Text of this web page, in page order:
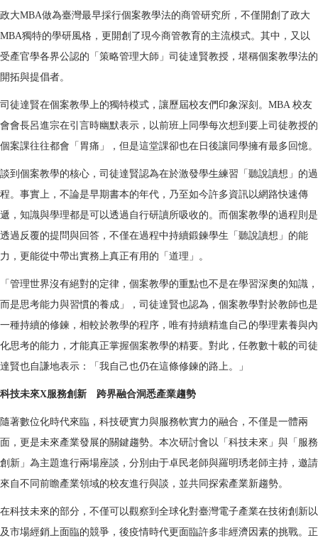
政大MBA做為臺灣最早採行個案教學法的商管研究所，不僅開創了政大
MBA獨特的學研風格，更開創了現今商管教育的主流模式。其中，又以
受產官學各界公認的「策略管理大師」司徒達賢教授，堪稱個案教學法的
開拓與提倡者。
司徒達賢在個案教學上的獨特模式，讓歷屆校友們印象深刻。MBA 校友
會會長呂進宗在引言時幽默表示，以前班上同學每次想到要上司徒教授的
個案課往往都會「胃痛」，但是這堂課卻也在日後讓同學擁有最多回憶。
談到個案教學的核心，司徒達賢認為在於激發學生練習「聽說讀想」的過
程。事實上，不論是早期書本的年代，乃至如今許多資訊以網路快速傳
遞，知識與學理都是可以透過自行研讀所吸收的。而個案教學的過程則是
透過反覆的提問與回答，不僅在過程中持續鍛鍊學生「聽說讀想」的能
力，更能從中帶出實務上真正有用的「道理」。
「管理世界沒有絕對的定律，個案教學的重點也不是在學習深奧的知識，
而是思考能力與習慣的養成」，司徒達賢也認為，個案教學對於教師也是
一種持續的修鍊，相較於教學的程序，唯有持續精進自己的學理素養與內
化思考的能力，才能真正掌握個案教學的精要。對此，任教數十載的司徒
達賢也自謙地表示：「我自己也仍在這條修鍊的路上。」
科技未來X服務創新 跨界融合洞悉產業趨勢
隨著數位化時代來臨，科技硬實力與服務軟實力的融合，不僅是一體兩
面，更是未來產業發展的關鍵趨勢。本次研討會以「科技未來」與「服務
創新」為主題進行兩場座談，分別由于卓民老師與羅明琇老師主持，邀請
來自不同前瞻產業領域的校友進行與談，並共同探索產業新趨勢。
在科技未來的部分，不僅可以觀察到全球化對臺灣電子產業在技術創新以
及市場經銷上面臨的競爭，後疫情時代更面臨許多非經濟因素的挑戰。正